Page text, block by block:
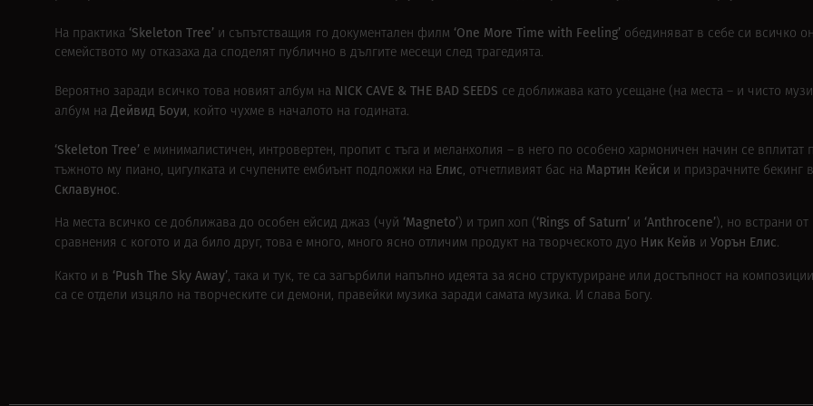
На практика ‘Skeleton Tree’ и съпътстващия го документален филм ‘One More Time with Feeling’ обединяват в себе си всичко
семейството му отказаха да споделят публично в дългите месеци след трагедията.
Вероятно заради всичко това новият албум на NICK CAVE & THE BAD SEEDS се доближава като усещане (на места – и чисто
албум на Дейвид Боуи, който чухме в началото на годината.
‘Skeleton Tree’ е минималистичен, интровертен, пропит с тъга и меланхолия – в него по особено хармоничен начин се вплитат
тъжното му пиано, цигулката и счупените ембиънт подложки на Елис, отчетливият бас на Мартин Кейси и призрачните бекинг
Склавунос.
На места всичко се доближава до особен ейсид джаз (чуй ‘Magneto’) и трип хоп ( ‘Rings of Saturn’ и ‘Anthrocene’), но встрани
сравнения с когото и да било друг, това е много, много ясно отличим продукт на творческото дуо Ник Кейв и Уорън Елис.
Както и в ‘Push The Sky Away’, така и тук, те са загърбили напълно идеята за ясно структуриране или достъпност на
са се отдели изцяло на творческите си демони, правейки музика заради самата музика. И слава Богу.